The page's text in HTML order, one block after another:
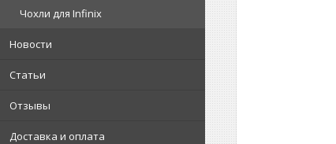
Чохли для Infinix
Новости
Статьи
Отзывы
Доставка и оплата